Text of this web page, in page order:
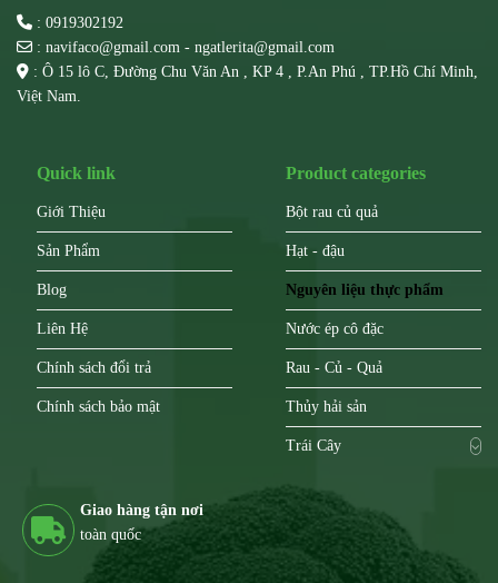
: 0919302192
: navifaco@gmail.com - ngatlerita@gmail.com
: Ô 15 lô C, Đường Chu Văn An , KP 4 , P.An Phú , TP.Hồ Chí Minh,
Việt Nam.
Quick link
Giới Thiệu
Sản Phẩm
Blog
Liên Hệ
Chính sách đổi trả
Chính sách bảo mật
Product categories
Bột rau củ quả
Hạt - đậu
Nguyên liệu thực phẩm
Nước ép cô đặc
Rau - Củ - Quả
Thủy hải sản
Trái Cây
Giao hàng tận nơi
toàn quốc